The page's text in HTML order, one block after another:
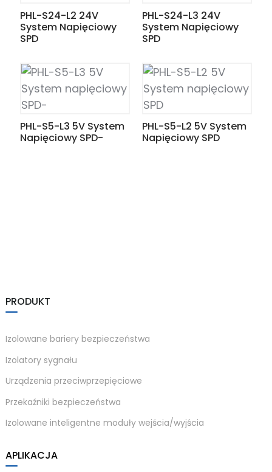
PHL-S24-L2 24V
System Napięciowy
SPD
PHL-S24-L3 24V
System Napięciowy
SPD
PHL-S5-L3 5V System
Napięciowy SPD-
PHL-S5-L2 5V System
Napięciowy SPD
PRODUKT
Izolowane bariery bezpieczeństwa
Izolatory sygnału
Urządzenia przeciwprzepięciowe
Przekaźniki bezpieczeństwa
Izolowane inteligentne moduły wejścia/wyjścia
APLIKACJA